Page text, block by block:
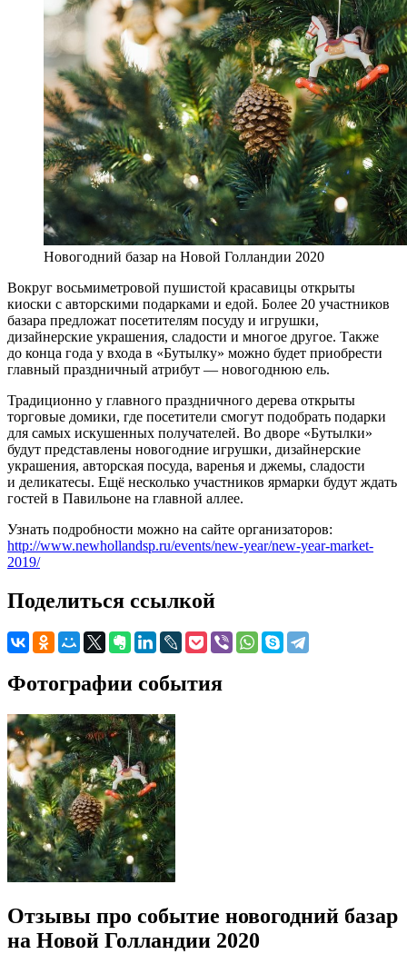
Новогодний базар на Новой Голландии 2020
Вокруг восьмиметровой пушистой красавицы открыты
киоски с авторскими подарками и едой. Более 20 участников
базара предложат посетителям посуду и игрушки,
дизайнерские украшения, сладости и многое другое. Также
до конца года у входа в «Бутылку» можно будет приобрести
главный праздничный атрибут — новогоднюю ель.
Традиционно у главного праздничного дерева открыты
торговые домики, где посетители смогут подобрать подарки
для самых искушенных получателей. Во дворе «Бутылки»
будут представлены новогодние игрушки, дизайнерские
украшения, авторская посуда, варенья и джемы, сладости
и деликатесы. Ещё несколько участников ярмарки будут ждать
гостей в Павильоне на главной аллее.
Узнать подробности можно на сайте организаторов:
http://www.newhollandsp.ru/events/new-year/new-year-market-
2019/
Поделиться ссылкой
Фотографии события
Отзывы про событие новогодний базар
на Новой Голландии 2020